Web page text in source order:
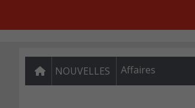
NOUVELLES Affaires